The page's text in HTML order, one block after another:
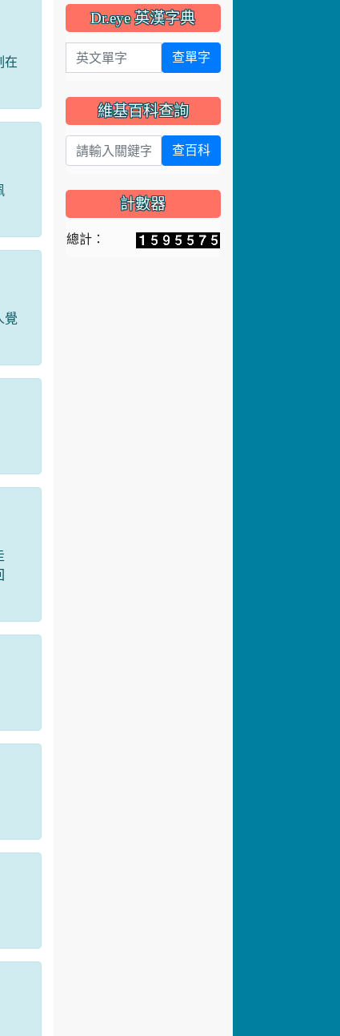
在
覺
Dr.eye 英漢字典
英文單字 查單字
維基百科查詢
查百科
計數器
總計：